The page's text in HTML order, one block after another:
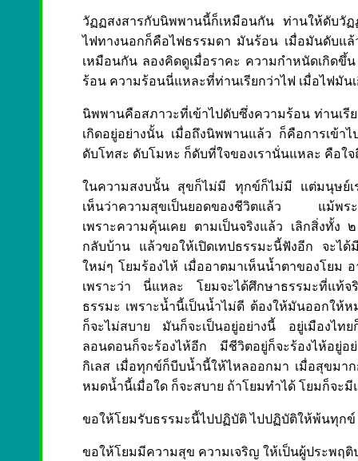
วัฏฏสงสารกับนิพพานนี้ก็เหมือนกัน ท่านให้ดับวั
ไฟทางนอกก็คือไฟธรรมดา มันร้อน เมื่อมันดับแ
เหมือนกัน ลองคิดดูเมื่อราคะ ความกำหนัดเกิด
ร้อน ความร้อนนี่แหละที่ท่านเรียกว่าไฟ เมื่อไฟมั
นิพพานคือสภาวะที่เข้าไปดับซึ่งความร้อน ท่านเรี
เกิดอยู่อย่างนั้น เมื่อถึงนิพพานแล้ว ก็คือการเข้า
ดับโทสะ ดับโมหะ ก็ดับที่ใจของเรานั่นแหละ คือใ
ในความสงบนั้น สุขก็ไม่มี ทุกข์ก็ไม่มี แต่มนุษย์เ
เห็นว่าความสุขเป็นยอดของชีวิตแล้ว แม้พระ
เพราะความคุ้นเคย ตามเป็นจริงแล้ว เลิกสิ่งทั้ง
กลับบ้าน แล้วขอให้เปิดเทปธรรมะนี้ฟังอีก จะไ
ใหม่ๆ โยมร้องไห้ เมื่ออาตมาเห็นน้ำตาของโยม
เพราะว่า นี่แหละ โยมจะได้ศึกษาธรรมะที่แท้จ
ธรรมะ เพราะน้ำนี้เป็นน้ำไม่ดี ต้องให้มันออกให้
ก็จะไม่สบาย มันก็จะเป็นอยู่อย่างนี้ อยู่เมืองไท
ลอนดอนก็จะร้องไห้อีก มีชีวิตอยู่ก็จะร้องไห้อยู่อ
กิเลส เมื่อทุกข์ก็บีบน้ำนี้ให้ไหลออกมา เมื่อสุขม
หมดน้ำนี้เมื่อใด ก็จะสบาย ถ้าโยมทำได้ โยมก็จะ
ขอให้โยมรับธรรมะนี้ไปปฏิบัติ ไปปฏิบัติให้พ้นทุก
ขอให้โยมมีความสุข ความเจริญ ให้เป็นผู้ประพฤ